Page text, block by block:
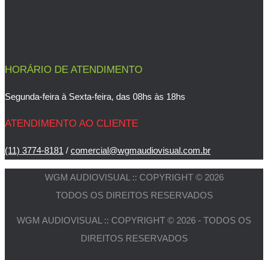
HORÁRIO DE ATENDIMENTO
Segunda-feira à Sexta-feira, das 08hs às 18hs
ATENDIMENTO AO CLIENTE
(11) 3774-8181 / comercial@wgmaudiovisual.com.br
WGM AUDIOVISUAL :: COPYRIGHT © 2026
TODOS OS DIREITOS RESERVADOS
WGM AUDIOVISUAL :: COPYRIGHT © 2026 - TODOS OS
DIREITOS RESERVADOS